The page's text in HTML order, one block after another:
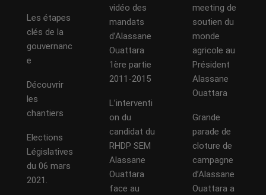
Les étapes
clés de la
gouvernanc
e
Découvrir
les
chantiers
Elections
Législatives
du 06 mars
2021.
vidéo des
mandats
d’Alassane
Ouattara
1ère partie
2011-2015
L’interventi
on du
candidat du
RHDP SEM
Alassane
Ouattara
face au
meeting de
soutien du
monde
agricole au
Président
Alassane
Ouattara
Grande
parade de
cloture de
campagne
d’Alassane
Ouattara a